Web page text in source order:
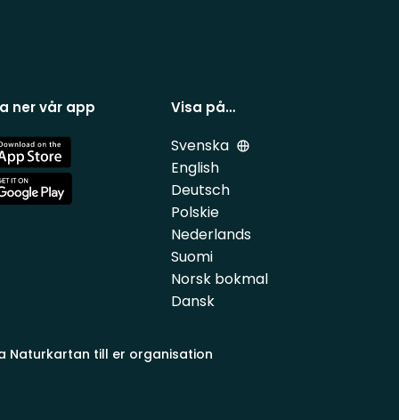
ner vår app Visa på…
Svenska
English
Deutsch
Polskie
Nederlands
Suomi
Norsk bokmal
Dansk
Naturkartan till er organisation